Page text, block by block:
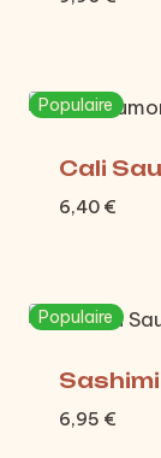
Populaire
Cali
6,40 €
Populaire
6,95 €